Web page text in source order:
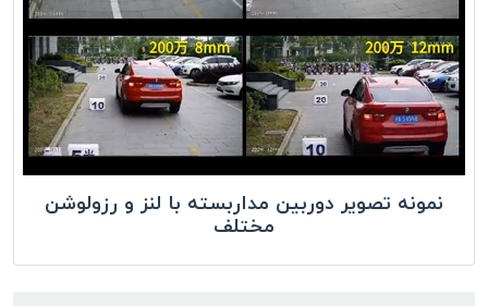
نمونه تصویر دوربین مداربسته با لنز و رزولوشن
مختلف